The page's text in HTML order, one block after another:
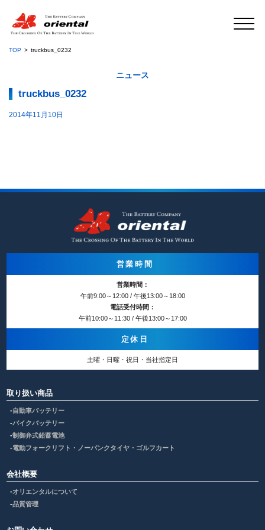
TOP truckbus_0232
ニュース
truckbus_0232
2014年11月10日
営業時間
営業時間：
午前9:00～12:00 / 午後13:00～18:00
電話受付時間：
午前10:00～11:30 / 午後13:00～17:00
定休日
土曜・日曜・祝日・当社指定日
取り扱い商品
自動車バッテリー
バイクバッテリー
制御弁式鉛蓄電池
電動フォークリフト・ノーパンクタイヤ・ゴルフカート
会社概要
オリエンタルについて
品質管理